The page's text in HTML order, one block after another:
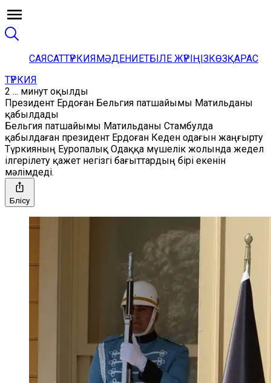
САЯСАТТҮРКИЯМӘДЕНИЕТБІЛЕ ЖҮРІҢІЗКӨЗҚАРАС
ТҮРКИЯ
2 ... минут оқылды
Президент Ердоған Бельгия патшайымы Матильданы
қабылдады
Бельгия патшайымы Матильданы Стамбулда
қабылдаған президент Ердоған Кеден одағын жаңғырту
Түркияның Еуропалық Одаққа мүшелік жолында жедел
ілгерілету қажет негізгі бағыттардың бірі екенін
мәлімдеді.
Бөлісу